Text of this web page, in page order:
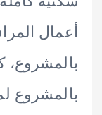
المرافق
كما
لمتابعة